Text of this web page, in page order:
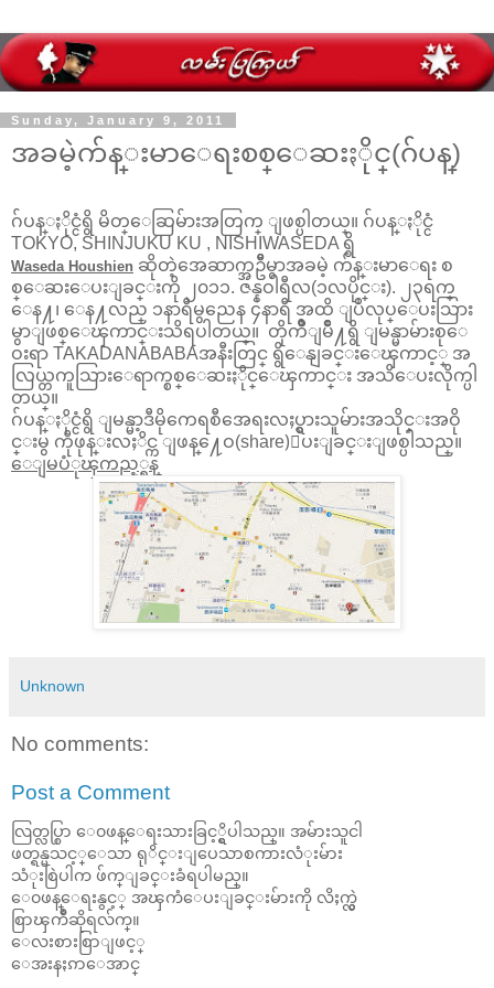
Sunday, January 9, 2011
အခမဲ့က်န္းမာေရးစစ္ေဆးႏိုင္(ဂ်ပန္)
ဂ်ပန္ႏိုင္ငံရွိ မိတ္ေဆြမ်ားအတြက္ ျဖစ္ပါတယ္။ ဂ်ပန္ႏိုင္ငံ
TOKYO, SHINJUKU KU , NISHIWASEDA ရွိ
Waseda Houshien ဆိုတဲ့အေဆာက္အဦီမွာအခမဲ့ က်န္းမာေရး စ
စ္ေဆးေပးျခင္းကို ၂၀၁၁. ဇန္နဝါရီလ(၁လပိုင္း). ၂၃ရက္
ေန႔၊ ေန႔လည္ ၁နာရီမွညေန ၄နာရီ အထိ ျပဳလုပ္ေပးသြား
မွာျဖစ္ေၾကာင္းသိရပါတယ္။ တိုက်ဳိျမိဳ႔ရွိ ျမန္မာမ်ားစုေ
ဝးရာ TAKADANABABAအနီးတြင္ ရွိေနျခင္းေၾကာင့္ အ
လြယ္တကူသြားေရာက္စစ္ေဆးႏိုင္ေၾကာင္း အသိေပးလိုက္ပါ
တယ္။
ဂ်ပန္ႏိုင္ငံရွိ ျမန္မာ့ဒီမိုကေရစီအေရးလႈပ္ရွားသူမ်ားအသိုင္းအဝို
င္းမွ ကိုဖုန္းလႈိင္က ျဖန္႔ေဝ(share)ေပးျခင္းျဖစ္ပါသည္။
ေျမပံုၾကည့္ရန္
Unknown
No comments:
Post a Comment
လြတ္လပ္စြာ ေ၀ဖန္ေရးသားခြင့္ရွိပါသည္။ အမ်ားသူငါ
ဖတ္ရန္မသင့္ေသာ ရုိင္းျပေသာစကားလံုးမ်ား
သံုးစြဲပါက ဖ်က္ျခင္းခံရပါမည္။
ေ၀ဖန္ေရးနွင့္ အၾကံေပးျခင္းမ်ားကို လိႈက္လွဲ
စြာၾကိဳဆိုရလ်က္။
ေလးစားစြာျဖင့္
ေအးနႏၵာေအာင္